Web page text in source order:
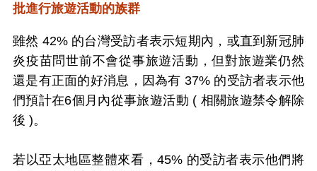
批進行旅遊活動的族群
雖然 42% 的台灣受訪者表示短期內，或直到新冠肺
炎疫苗問世前不會從事旅遊活動，但對旅遊業仍然
還是有正面的好消息，因為有 37% 的受訪者表示他
們預計在6個月內從事旅遊活動 ( 相關旅遊禁令解除
後 )。
若以亞太地區整體來看，45% 的受訪者表示他們將